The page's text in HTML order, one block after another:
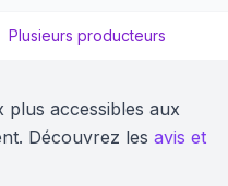
Plusieurs producteurs
accessibles aux
Découvrez les avis et